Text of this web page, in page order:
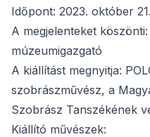
Időpont: 2023. október
A megjelenteket
múzeumigazgató
A kiállítást megnyitja:
szobrászművész, a
Szobrász Tanszékének
Kiállító művészek: